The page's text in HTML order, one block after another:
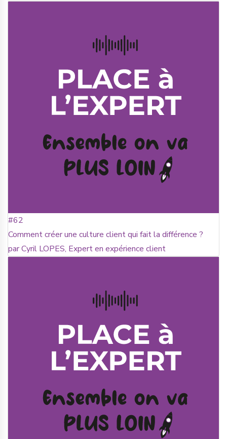
#62
Comment créer une culture client qui fait la différence ?
par Cyril LOPES, Expert en expérience client